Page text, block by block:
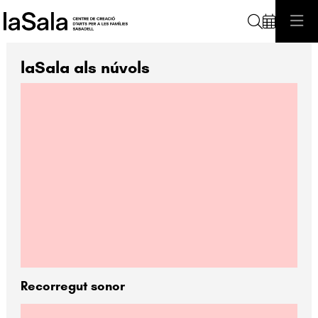
laSala als núvols
Recorregut sonor